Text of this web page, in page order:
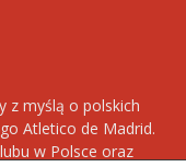
z myślą o polskich
Atletico de Madrid.
w Polsce oraz